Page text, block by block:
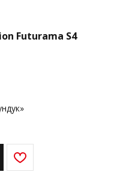
Futurama S4